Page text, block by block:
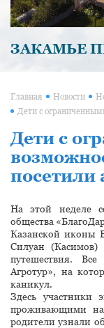
ЗАКАМЬЕ
Главная Новости
Дети с
Дети с
посетили
На этой неделе
общества
Казанской иконы
Силуан (Касимов)
путешествия.
Агротур», на
каникул.
Здесь участники
проживающими
родители узнали